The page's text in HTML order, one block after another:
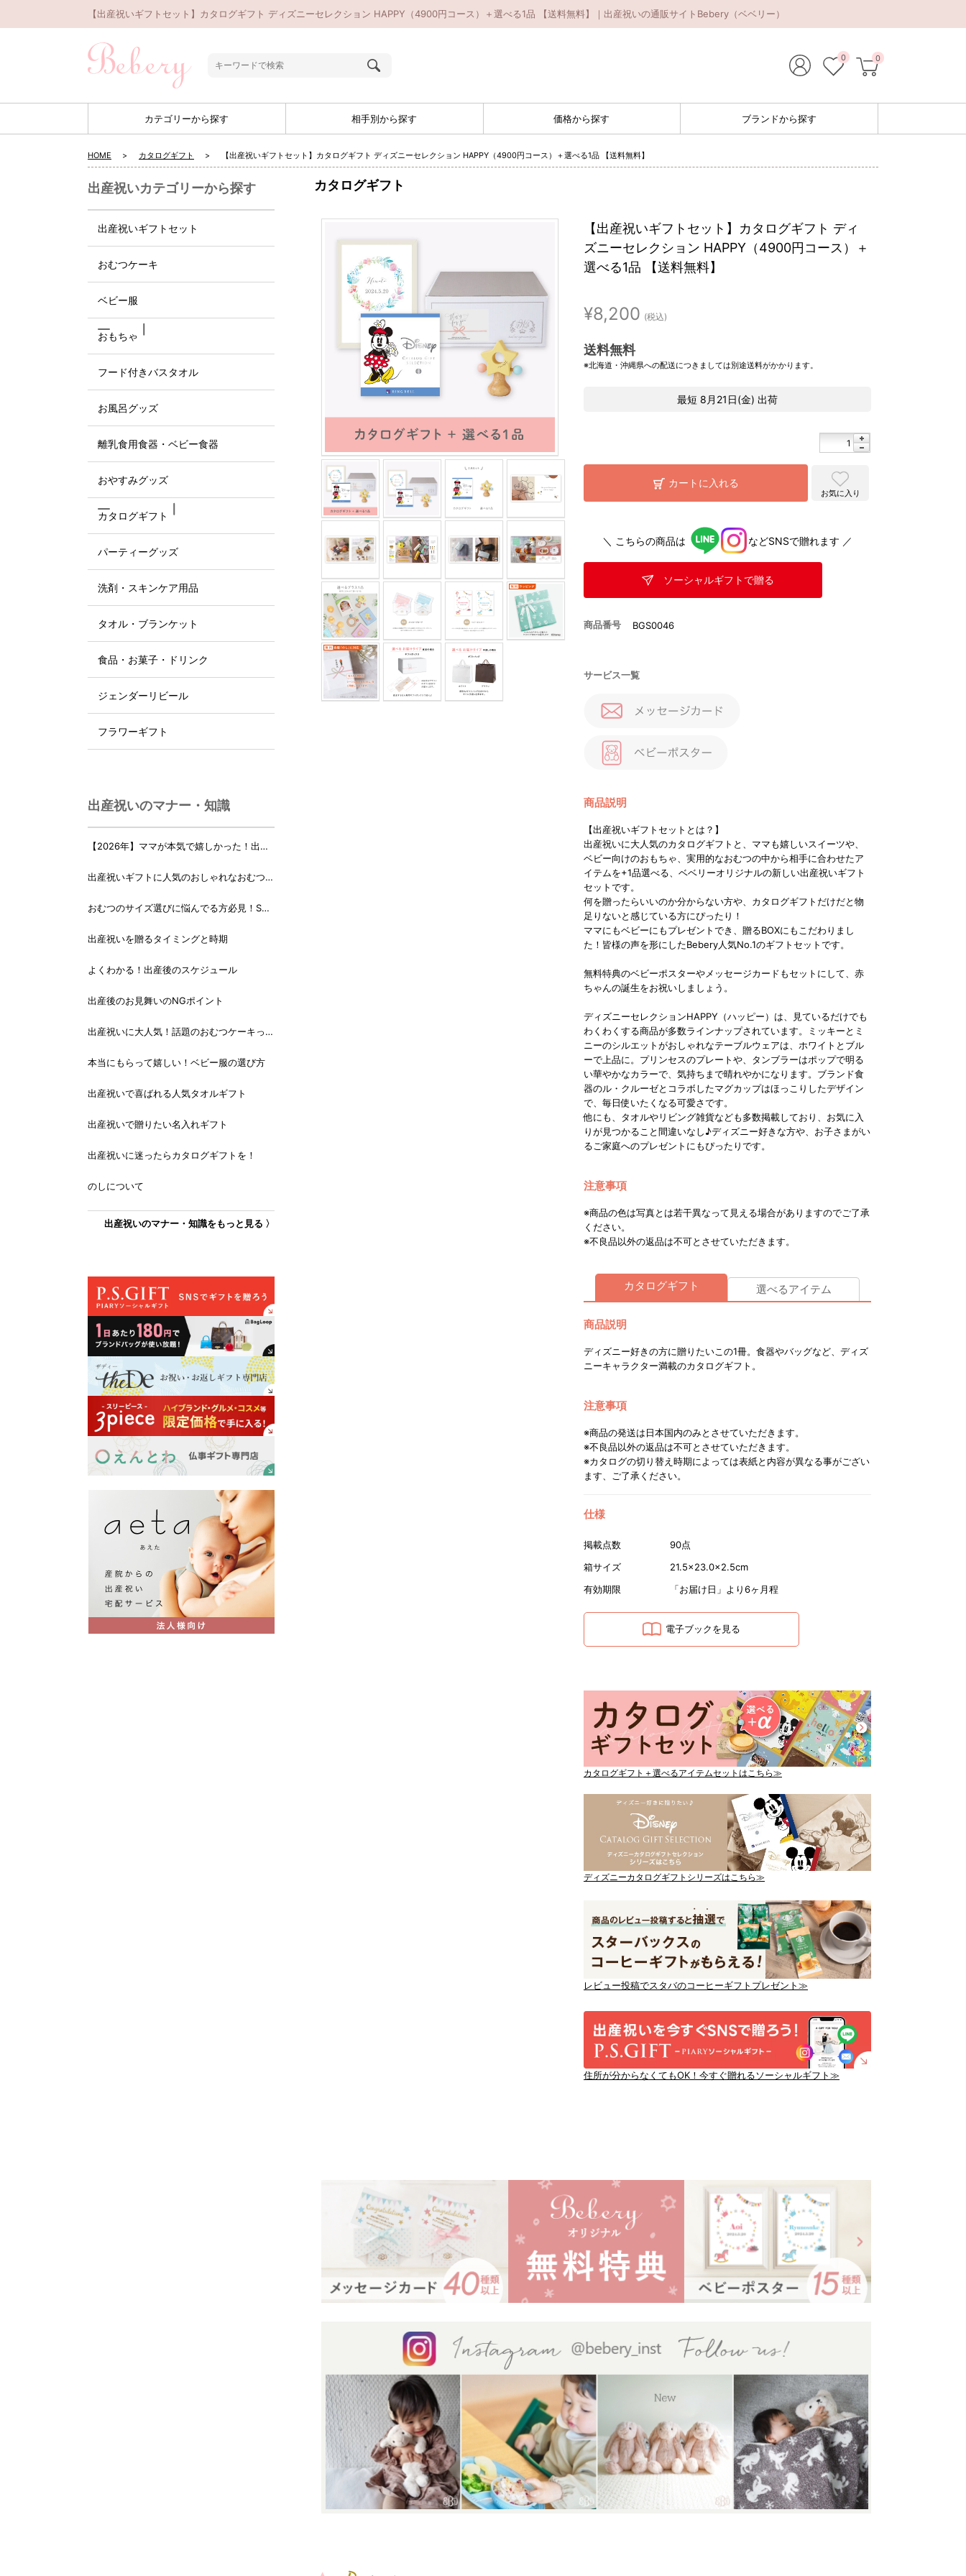
【出産祝いギフトセット】カタログギフト ディズニーセレクション HAPPY（4900円コース）＋選べる1品 【送料無料】｜出産祝いの通販サイトBebery（ベベリー）
0 0
カテゴリーから探す 相手別から探す 価格から探す ブランドから探す
HOME カタログギフト 【出産祝いギフトセット】カタログギフト ディズニーセレクション HAPPY（4900円コース）＋選べる1品 【送料無料】
カタログギフト
【出産祝いギフトセット】カタログギフト ディ
ズニーセレクション HAPPY（4900円コース）＋
選べる1品 【送料無料】
¥8,200 (税込)
送料無料
※北海道・沖縄県への配送につきましては別途送料がかかります。
最短 8月21日(金) 出荷
カートに入れる
お気に入り
＼ こちらの商品は などSNSで贈れます ／
ソーシャルギフトで贈る
商品番号 BGS0046
サービス一覧
商品説明
【出産祝いギフトセットとは？】
出産祝いに大人気のカタログギフトと、ママも嬉しいスイーツや、
ベビー向けのおもちゃ、実用的なおむつの中から相手に合わせたア
イテムを+1品選べる、ベベリーオリジナルの新しい出産祝いギフト
セットです。
何を贈ったらいいのか分からない方や、カタログギフトだけだと物
足りないと感じている方にぴったり！
ママにもベビーにもプレゼントでき、贈るBOXにもこだわりまし
た！皆様の声を形にしたBebery人気No.1のギフトセットです。
無料特典のベビーポスターやメッセージカードもセットにして、赤
ちゃんの誕生をお祝いしましょう。
ディズニーセレクションHAPPY（ハッピー）は、見ているだけでも
わくわくする商品が多数ラインナップされています。ミッキーとミ
ニーのシルエットがおしゃれなテーブルウェアは、ホワイトとブル
ーで上品に。プリンセスのプレートや、タンブラーはポップで明る
い華やかなカラーで、気持ちまで晴れやかになります。ブランド食
器のル・クルーゼとコラボしたマグカップはほっこりしたデザイン
で、毎日使いたくなる可愛さです。
他にも、タオルやリビング雑貨なども多数掲載しており、お気に入
りが見つかること間違いなし♪ディズニー好きな方や、お子さまがい
るご家庭へのプレゼントにもぴったりです。
注意事項
※商品の色は写真とは若干異なって見える場合がありますのでご了承
ください。
※不良品以外の返品は不可とさせていただきます。
カタログギフト 選べるアイテム
商品説明
ディズニー好きの方に贈りたいこの1冊。食器やバッグなど、ディズ
ニーキャラクター満載のカタログギフト。
注意事項
※商品の発送は日本国内のみとさせていただきます。
※不良品以外の返品は不可とさせていただきます。
※カタログの切り替え時期によっては表紙と内容が異なる事がござい
ます、ご了承ください。
仕様
掲載点数
90点
箱サイズ
21.5×23.0×2.5cm
有効期限
「お届け日」より6ヶ月程
電子ブックを見る
カタログギフト＋選べるアイテムセットはこちら≫
ディズニーカタログギフトシリーズはこちら≫
レビュー投稿でスタバのコーヒーギフトプレゼント≫
住所が分からなくてもOK！今すぐ贈れるソーシャルギフト≫
出産祝いカテゴリーから探す
出産祝いギフトセット
おむつケーキ
ベビー服
おもちゃ
フード付きバスタオル
お風呂グッズ
離乳食用食器・ベビー食器
おやすみグッズ
カタログギフト
パーティーグッズ
洗剤・スキンケア用品
タオル・ブランケット
食品・お菓子・ドリンク
ジェンダーリビール
フラワーギフト
出産祝いのマナー・知識
【2026年】ママが本気で嬉しかった！出産
出産祝いギフトに人気のおしゃれなおむつケ
おむつのサイズ選びに悩んでる方必見！Sサ
出産祝いを贈るタイミングと時期
よくわかる！出産後のスケジュール
出産後のお見舞いのNGポイント
出産祝いに大人気！話題のおむつケーキっ
本当にもらって嬉しい！ベビー服の選び方
出産祝いで喜ばれる人気タオルギフト
出産祝いで贈りたい名入れギフト
出産祝いに迷ったらカタログギフトを！
のしについて
出産祝いのマナー・知識をもっと見る 〉